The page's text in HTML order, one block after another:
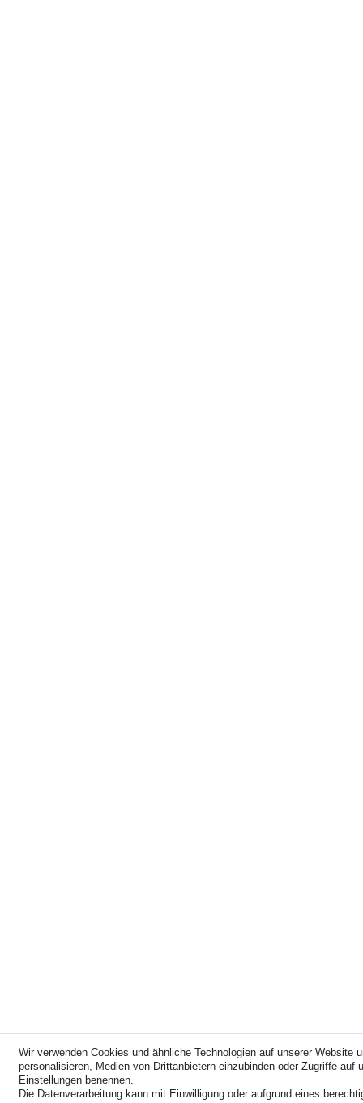
Wir verwenden Cookies und ähnliche Technologien auf unserer
personalisieren, Medien von Drittanbietern einzubinden oder Zugriffe
Einstellungen benennen.
Die Datenverarbeitung kann mit Einwilligung oder aufgrund eines